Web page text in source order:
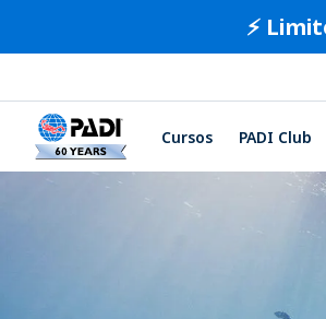
⚡️
Cursos PADI Club